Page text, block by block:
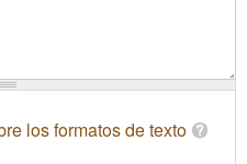
los formatos de texto